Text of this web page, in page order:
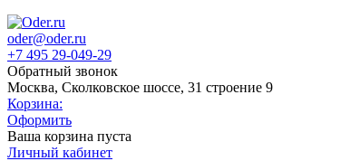
oder@oder.ru
+7 495 29-049-29
Обратный звонок
Москва, Сколковское шоссе, 31 строение 9
Корзина:
Оформить
Ваша корзина пуста
Личный кабинет